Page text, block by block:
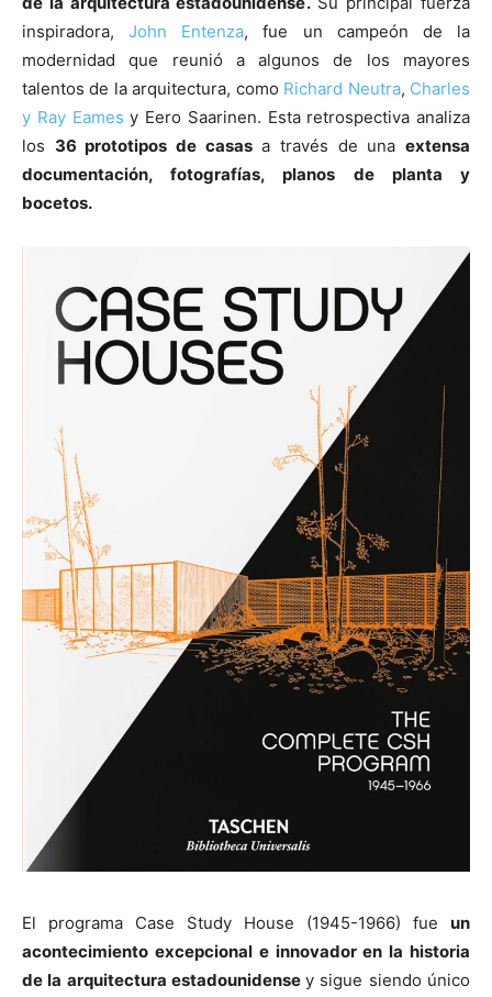
inspiradora,John Entenza, fue un campeón de la
modernidad que reunió a algunos de los mayores
talentos de la arquitectura, como Richard Neutra, Charles
y Ray Eames y Eero Saarinen. Esta retrospectiva analiza
los 36 prototipos de casasa través de unaextensa
documentación, fotografías, planos de planta y
bocetos.
El programa Case Study House (1945-1966) fue un
acontecimiento excepcional e innovador en la historia
de la arquitectura estadounidensey sigue siendo único